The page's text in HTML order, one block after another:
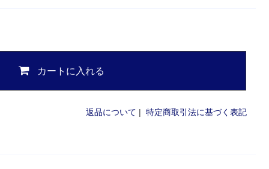
カートに入れる
返品について | 特定商取引法に基づく表記